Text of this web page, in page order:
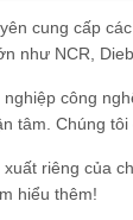
cung cấp
như NCR,
nghiệp công
tâm. Chúng
riêng của
hiểu thêm!